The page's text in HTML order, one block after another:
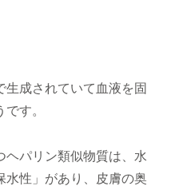
成されていて血液を固
す。
ヘパリン類似物質は、水
水性」があり、皮膚の奥